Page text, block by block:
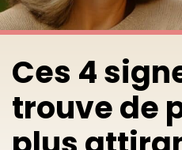
Ces 4
trouve de